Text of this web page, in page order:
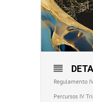
Regulamento
Percursos IV